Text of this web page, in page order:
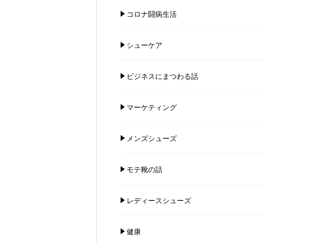
コロナ闘病生活
シューケア
ビジネスにまつわる話
マーケティング
メンズシューズ
モテ靴の話
レディースシューズ
健康